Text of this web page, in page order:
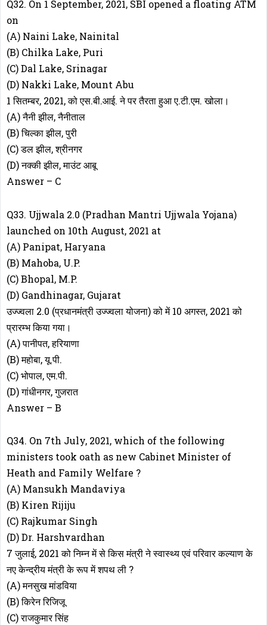
Q32. On 1 September, 2021, SBI opened a floating ATM
on
(A) Naini Lake, Nainital
(B) Chilka Lake, Puri
(C) Dal Lake, Srinagar
(D) Nakki Lake, Mount Abu
1 सितम्बर, 2021, को एस.बी.आई. ने पर तैरता हुआ ए.टी.एम. खोला।
(A) नैनी झील, नैनीताल
(B) चिल्का झील, पुरी
(C) डल झील, श्रीनगर
(D) नक्की झील, माउंट आबू
Answer – C
Q33. Ujjwala 2.0 (Pradhan Mantri Ujjwala Yojana)
launched on 10th August, 2021 at
(A) Panipat, Haryana
(B) Mahoba, U.P.
(C) Bhopal, M.P.
(D) Gandhinagar, Gujarat
उज्ज्वला 2.0 (प्रधानमंत्री उज्ज्वला योजना) को में 10 अगस्त, 2021 को
प्रारम्भ किया गया।
(A) पानीपत, हरियाणा
(B) महोबा, यू.पी.
(C) भोपाल, एम.पी.
(D) गांधीनगर, गुजरात
Answer – B
Q34. On 7th July, 2021, which of the following
ministers took oath as new Cabinet Minister of
Heath and Family Welfare ?
(A) Mansukh Mandaviya
(B) Kiren Rijiju
(C) Rajkumar Singh
(D) Dr. Harshvardhan
7 जुलाई, 2021 को निम्न में से किस मंत्री ने स्वास्थ्य एवं परिवार कल्याण के
नए केन्द्रीय मंत्री के रूप में शपथ ली ?
(A) मनसुख मांडविया
(B) किरेन रिजिजू
(C) राजकुमार सिंह